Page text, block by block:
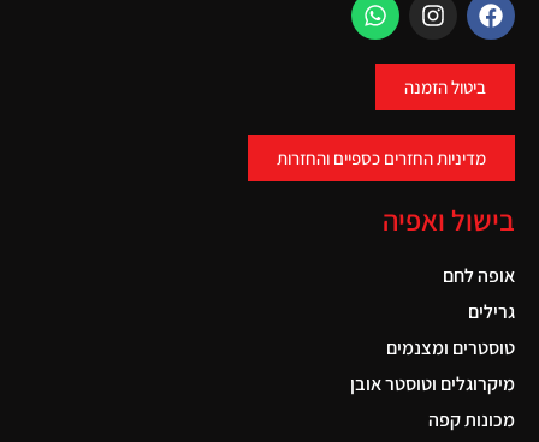
ביטול הזמנה
מדיניות החזרים כספיים והחזרות
בישול ואפיה
אופה לחם
גרילים
טוסטרים ומצנמים
מיקרוגלים וטוסטר אובן
מכונות קפה